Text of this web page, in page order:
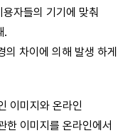
자들의 기기에 맞춰
.
의 차이에 의해 발생 하게
이미지와 온라인
한 이미지를 온라인에서